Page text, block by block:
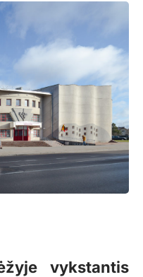
vykstantis